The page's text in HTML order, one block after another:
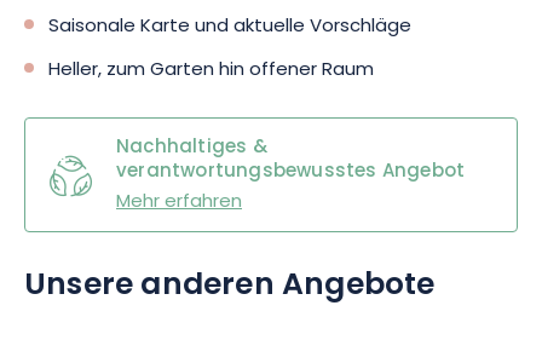
Saisonale Karte und aktuelle Vorschläge
Heller, zum Garten hin offener Raum
Nachhaltiges &
verantwortungsbewusstes Angebot
Mehr erfahren
Unsere anderen Angebote